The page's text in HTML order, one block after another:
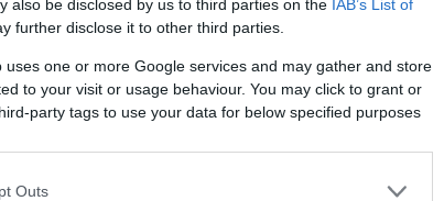
also be disclosed by us to third parties on the IAB’s List of
further disclose it to other third parties.
uses one or more Google services and may gather and store
to your visit or usage behaviour. You may click to grant or
party tags to use your data for below specified purposes
Outs